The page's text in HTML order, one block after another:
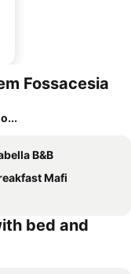
Fossacesia
B&B
Mafi
bed and